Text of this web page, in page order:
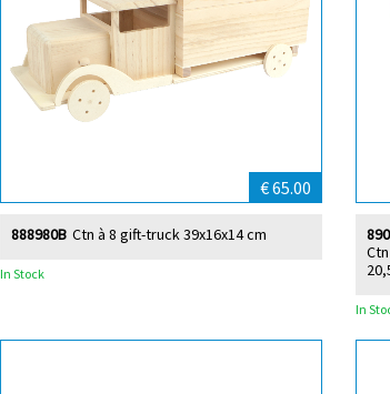
€ 65.00
Ctn à 8 gift-truck 39x16x14 cm
888980B
In Stock
In